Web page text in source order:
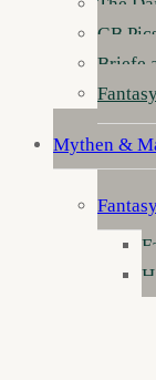
GB
Briefe
Mythen &